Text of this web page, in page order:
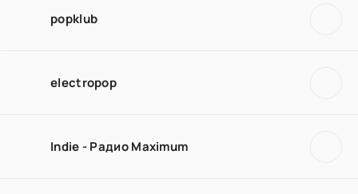
popklub
electropop
Indie - Радио Maximum